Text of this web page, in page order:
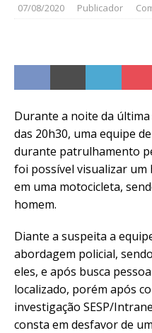
07/08/2020 Publicador
Durante a noite da
das 20h30, uma equipe
durante patrulhamento
foi possível visualizar um
em uma motocicleta,
homem.
Diante a suspeita a
abordagem policial,
eles, e após busca
localizado, porém após
investigação SESP/
consta em desfavor de